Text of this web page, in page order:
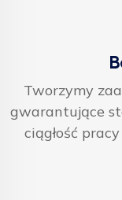
Tworzymy
gwarantujące
ciągłość